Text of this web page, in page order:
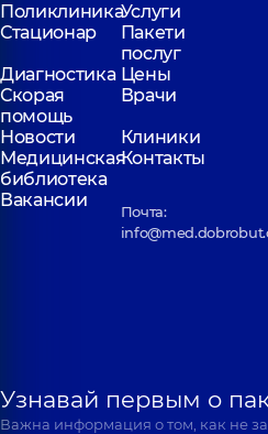
ПоликлиникаУслуги
Стационар
Пакети
послуг
Диагностика Цены
Скорая
помощь
Врачи
Новости
Клиники
Медицинская
библиотека
Контакты
Вакансии
Почта:
Узнавай первым о
Важна информация о том, как не